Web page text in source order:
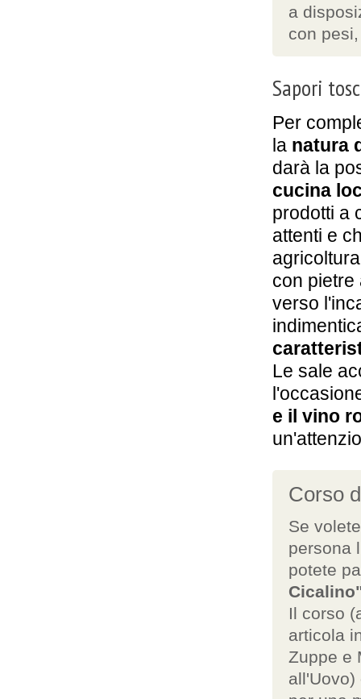
a
con
Sapori
Per
la natura
darà la
cucina
prodotti a
attenti e
con pietre
verso
Le sale
e il vino
Corso
Se
persona
potete
Il corso
articola
Zuppe e
all'Uovo)